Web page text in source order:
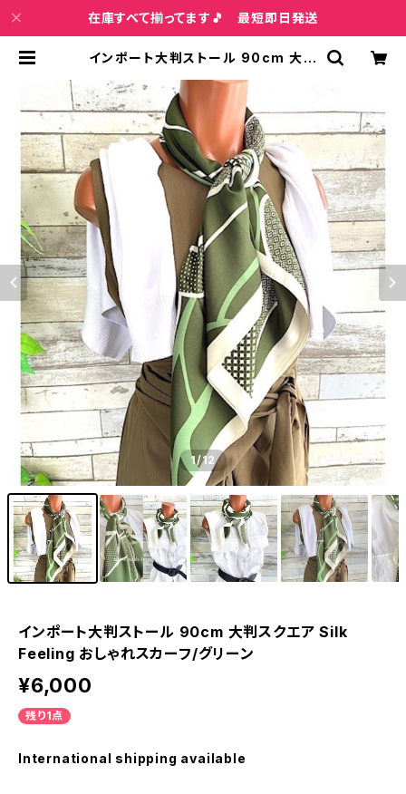
在庫すべて揃ってます🎵 最短即日発送
インポート大判ストール 90cm 大判
ーフ/グリーン | インポートファッショ
ン＆ジュエリー Wish Bone VIP
1/12
インポート大判ストール 90cm 大判スクエア Silk
Feeling おしゃれスカーフ/グリーン
¥6,000
残り1点
International shipping available